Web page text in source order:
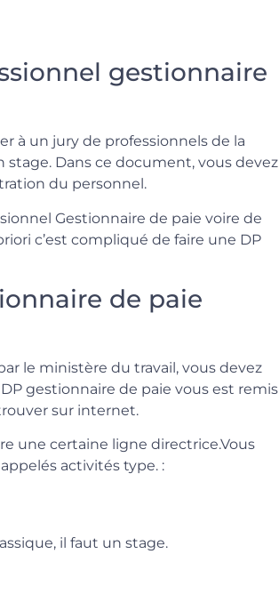
gestionnaire
à un jury de professionnels de la
Dans ce document, vous devez
du personnel.
Gestionnaire de paie voire de
c’est compliqué de faire une DP
de paie
le ministère du travail, vous devez
gestionnaire de paie vous est remis
sur internet.
une certaine ligne directrice.Vous
activités type. :
il faut un stage.